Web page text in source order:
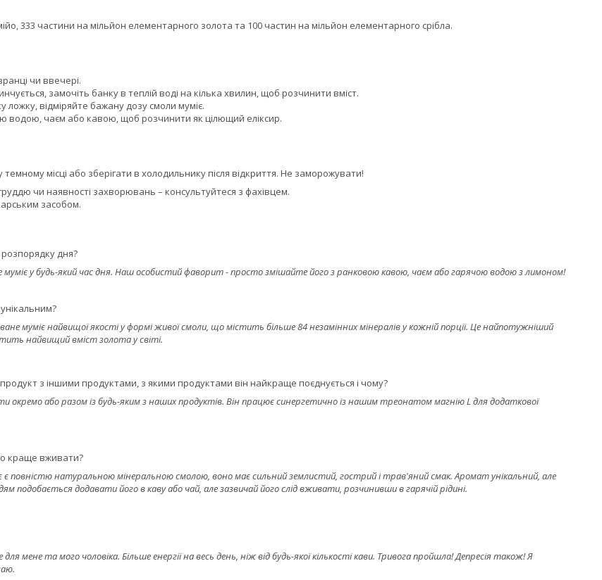
333 частини на мільйон елементарного золота та 100 частин на мільйон елементарного срібла.
чи ввечері.
замочіть банку в теплій воді на кілька хвилин, щоб розчинити вміст.
відміряйте бажану дозу смоли муміє.
водою, чаєм або кавою, щоб розчинити як цілющий еліксир.
місці або зберігати в холодильнику після відкриття. Не заморожувати!
чи наявності захворювань – консультуйтеся з фахівцем.
засобом.
дня?
у будь-який час дня. Наш особистий фаворит - просто змішайте його з ранковою кавою, чаєм або гарячою водою з лимоном!
муміє найвищої якості у формі живої смоли, що містить більше 84 незамінних мінералів у кожній порції. Це найпотужніший
найвищий вміст золота у світі.
з іншими продуктами, з якими продуктами він найкраще поєднується і чому?
або разом із будь-яким з наших продуктів. Він працює синергетично із нашим треонатом магнію L для додаткової
краще вживати?
повністю натуральною мінеральною смолою, воно має сильний землистий, гострий і трав'яний смак. Аромат унікальний, але
подобається додавати його в каву або чай, але зазвичай його слід вживати, розчинивши в гарячій рідині.
мене та мого чоловіка. Більше енергії на весь день, ніж від будь-якої кількості кави. Тривога пройшла! Депресія також! Я